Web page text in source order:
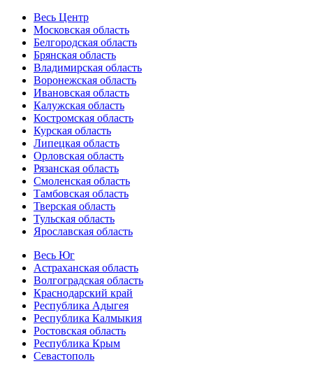
Весь Центр
Московская область
Белгородская область
Брянская область
Владимирская область
Воронежская область
Ивановская область
Калужская область
Костромская область
Курская область
Липецкая область
Орловская область
Рязанская область
Смоленская область
Тамбовская область
Тверская область
Тульская область
Ярославская область
Весь Юг
Астраханская область
Волгоградская область
Краснодарский край
Республика Адыгея
Республика Калмыкия
Ростовская область
Республика Крым
Севастополь